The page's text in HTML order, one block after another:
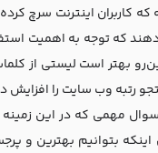
که کاربران اینترنت سرچ
که توجه به اهمیت
بهتر است لیستی از
رتبه وب سایت را افزایش
سوال مهمی که در این
اینکه بتوانیم بهترین و